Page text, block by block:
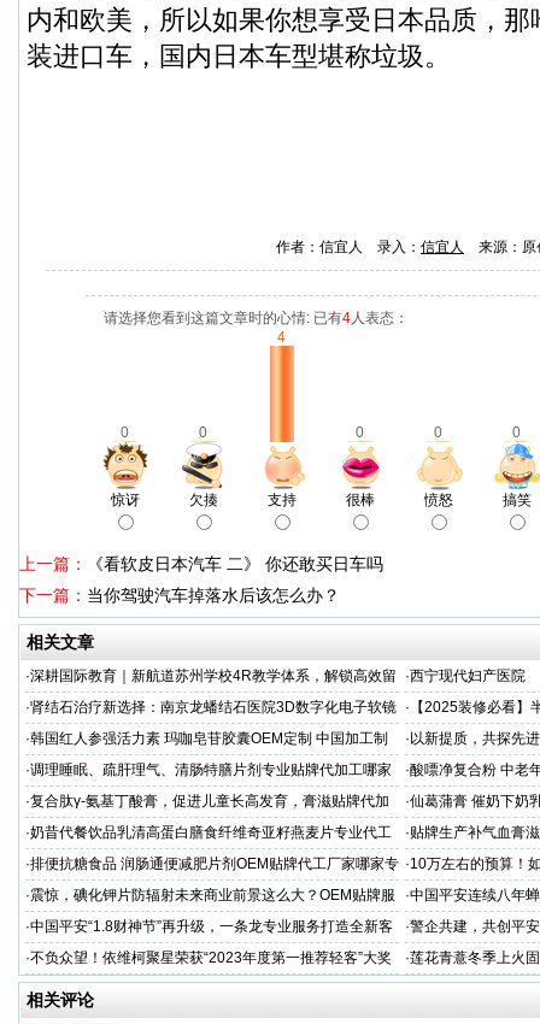
内和欧美，所以如果你想享受日本品质，
装进口车，国内日本车型堪称垃圾。
作者：信宜人 录入： 信宜人 来源：
请选择您看到这篇文章时的心情: 已有4人表态：
0 0
4
0 0 0
惊讶 欠揍 支持 很棒 愤怒 搞笑
上一篇：
《看软皮日本汽车 二》 你还敢买日车吗
下一篇： 当你驾驶汽车掉落水后该怎么办？
相关文章
·深耕国际教育｜新航道苏州学校4R教学体系，解锁高效留
学备考之路
·西宁现代妇产医院
·肾结石治疗新选择：南京龙蟠结石医院3D数字化电子软镜
保肾取石术
· 【2025装修必看
你省下3万冤枉钱！
·韩国红人参强活力素 玛咖皂苷胶囊OEM定制 中国加工制
造商
· 以新提质，共探先
·调理睡眠、疏肝理气、清肠特膳片剂专业贴牌代加工哪家
专业
·酸嘌净复合粉 中老
·复合肽γ-氨基丁酸膏，促进儿童长高发育，膏滋贴牌代加
工厂家
·仙葛蒲膏 催奶下奶
家
·奶昔代餐饮品乳清高蛋白膳食纤维奇亚籽燕麦片专业代工
厂家
·贴牌生产补气血膏
·排便抗糖食品 润肠通便减肥片剂OEM贴牌代工厂家哪家专
业
·10万左右的预算！
·震惊，碘化钾片防辐射未来商业前景这么大？OEM贴牌服
务商
·中国平安连续八年
品牌"
·中国平安“1.8财神节”再升级，一条龙专业服务打造全新客
户体验
·警企共建，共创平
人才专项培训
·不负众望！依维柯聚星荣获“2023年度第一推荐轻客”大奖 ·莲花青薏冬季上火
工厂
相关评论